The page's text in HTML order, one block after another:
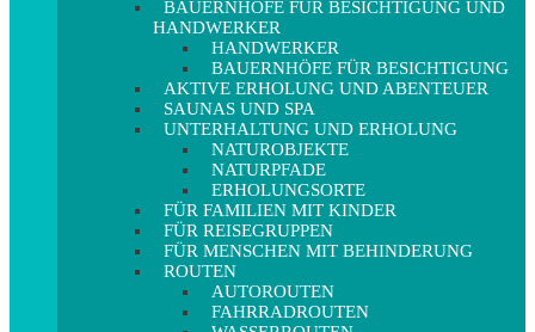
BAUERNHÖFE FÜR BESICHTIGUNG UND
HANDWERKER
HANDWERKER
BAUERNHÖFE FÜR BESICHTIGUNG
AKTIVE ERHOLUNG UND ABENTEUER
SAUNAS UND SPA
UNTERHALTUNG UND ERHOLUNG
NATUROBJEKTE
NATURPFADE
ERHOLUNGSORTE
FÜR FAMILIEN MIT KINDER
FÜR REISEGRUPPEN
FÜR MENSCHEN MIT BEHINDERUNG
ROUTEN
AUTOROUTEN
FAHRRADROUTEN